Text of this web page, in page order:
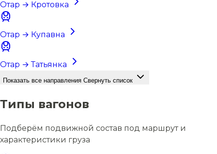
Отар → Кротовка
Отар → Купавна
Отар → Татьянка
Показать все направления Свернуть список
Типы вагонов
Подберём подвижной состав под маршрут и
характеристики груза